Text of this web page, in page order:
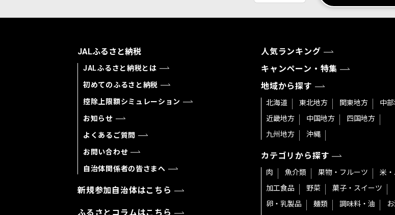
JALふるさと納税
JALふるさと納税とは
初めてのふるさと納税
控除上限額シミュレーション
お知らせ
よくあるご質問
お問い合わせ
自治体関係者の皆さまへ
新規参加自治体はこちら
ふるさとコラムはこちら
人気ランキング
キャンペーン・特集
地域から探す
北海道 東北地方 関東地方
中
近畿地方
中国地方
四国地方
九州地方
沖縄
カテゴリから探す
肉 魚介類 果物・フルーツ
米
加工食品
野菜
菓子・スイーツ
卵・乳製品
麺類 調味料・油